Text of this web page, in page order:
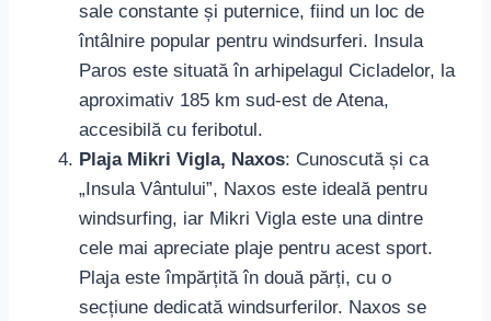
sale constante și puternice, fiind un loc de
întâlnire popular pentru windsurferi. Insula
Paros este situată în arhipelagul Cicladelor, la
aproximativ 185 km sud-est de Atena,
accesibilă cu feribotul.
Plaja Mikri Vigla, Naxos: Cunoscută și ca
„Insula Vântului”, Naxos este ideală pentru
windsurfing, iar Mikri Vigla este una dintre
cele mai apreciate plaje pentru acest sport.
Plaja este împărțită în două părți, cu o
secțiune dedicată windsurferilor. Naxos se